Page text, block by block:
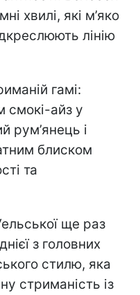
хвилі, які м’яко
лінію
гамі:
смокі-айз у
рум’янець і
блиском
та
ще раз
з головних
стилю, яка
стриманість із